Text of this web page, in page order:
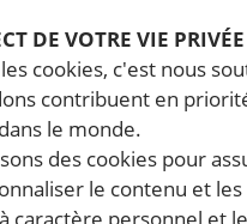
JUSTICE INTERNATIONALE
DE VOTRE VIE
cookies, c'est nous
contribuent en
le monde.
des cookies pour
le contenu et